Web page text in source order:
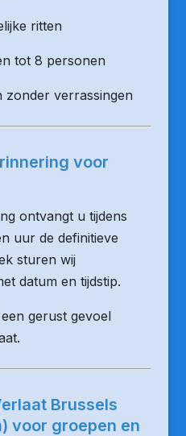
ritten
tot 8 personen
verrassingen
voor
ontvangt u tijdens
uur de definitieve
sturen wij
datum en tijdstip.
gerust gevoel
Brussels
voor groepen en